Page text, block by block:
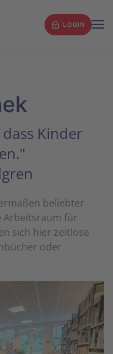
LOGIN
Kinder
beliebter
Arbeitsraum für
sich hier zeitlose
oder